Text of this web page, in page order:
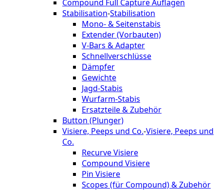
Compound Full Capture Auflagen
Stabilisation-Stabilisation
Mono- & Seitenstabis
Extender (Vorbauten)
V-Bars & Adapter
Schnellverschlüsse
Dämpfer
Gewichte
Jagd-Stabis
Wurfarm-Stabis
Ersatzteile & Zubehör
Button (Plunger)
Visiere, Peeps und Co.-Visiere, Peeps und
Co.
Recurve Visiere
Compound Visiere
Pin Visiere
Scopes (für Compound) & Zubehör